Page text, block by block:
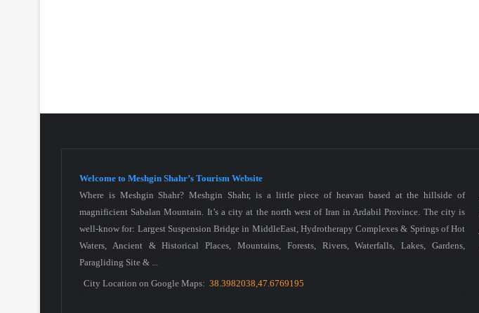
Welcome to Meshgin Shahr’s Tourism Website
Where is Meshgin Shahr? Meshgin Shahr, is a little piece of heavan based at the hillside of
magnificient Sabalan Mountain. It’s a city at the north west of Iran in Ardabil Province. The city is
well-know for: Largest Suspension Bridge in MiddleEast, Hydrotherapy Complexes & Springs of Hot
Waters, Ancient & Historical Places, Mountains, Forests, Rivers, Waterfalls, Lakes, Gardens,
Paragliding Site & ...
City Location on Google Maps:38.3982038,47.6769195